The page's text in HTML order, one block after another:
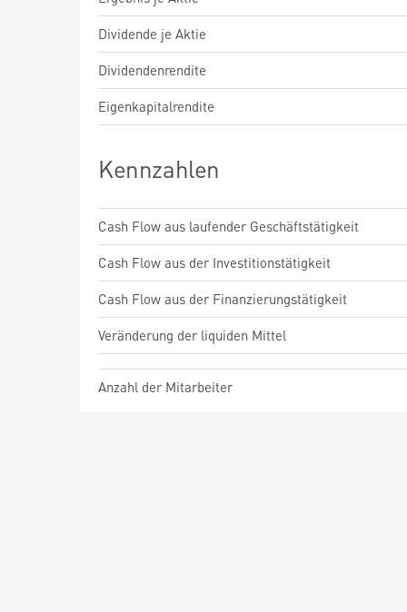
Dividende je Aktie
Dividendenrendite
Eigenkapitalrendite
Kennzahlen
Cash Flow aus laufender Geschäftstätigkeit
Cash Flow aus der Investitionstätigkeit
Cash Flow aus der Finanzierungstätigkeit
Veränderung der liquiden Mittel
Anzahl der Mitarbeiter